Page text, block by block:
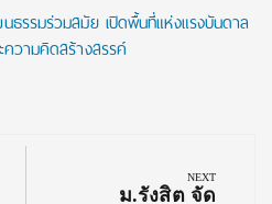
ธรรมร่วมสมัย เปิดพื้นที่แห่งแรงบันดาล
วามคิดสร้างสรรค์
NEXT
Next
ม.รังสิต จัด